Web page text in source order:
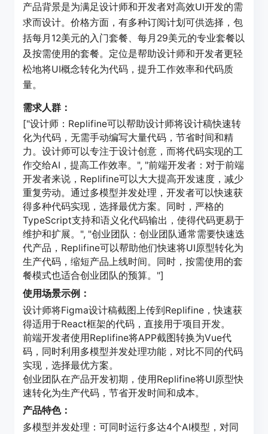
产品背景是为满足设计师和开发者对高效UI开发的需
求而设计。价格方面，有多种订阅计划可供选择，包
括每月12美元的入门套餐、每月29美元的专业套餐以
及按需使用的套餐。定位是帮助设计师和开发者更轻
松地将UI概念转化为代码，提升工作效率和代码质
量。
需求人群：
["设计师：Replifine可以帮助设计师将设计稿快速转
化为代码，无需手动编写大量代码，节省时间和精
力。设计师可以专注于设计创意，而将代码实现的工
作交给AI，提高工作效率。", "前端开发者：对于前端
开发者来说，Replifine可以大大提高开发速度，减少
重复劳动。通过多模型并发处理，开发者可以快速获
得多种代码实现，选择最优方案。同时，严格的
TypeScript支持和语义化代码输出，使得代码更易于
维护和扩展。", "创业团队：创业团队通常需要快速迭
代产品，Replifine可以帮助他们快速将UI原型转化为
生产代码，缩短产品上线时间。同时，按需使用的套
餐模式也适合创业团队的预算。"]
使用场景示例：
设计师将Figma设计稿截图上传到Replifine，快速获
得适用于React框架的代码，直接用于项目开发。
前端开发者使用Replifine将APP截图转换为Vue代
码，同时利用多模型并发处理功能，对比不同的代码
实现，选择最优方案。
创业团队在产品开发初期，使用Replifine将UI原型快
速转化为生产代码，节省开发时间和成本。
产品特色：
多模型并发处理：可同时运行多达4个AI模型，对同